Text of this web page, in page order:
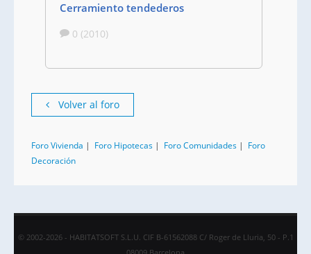
Cerramiento tendederos
0 (2010)
Volver al foro
Foro Vivienda | Foro Hipotecas | Foro Comunidades | Foro
Decoración
© 2002-2026 - HABITATSOFT S.L.U. CIF B-61562088 C/ Roger de Lluria, 50 - P.1